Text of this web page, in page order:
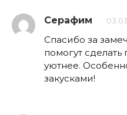
Серафим
Спасибо за
помогут
уютнее.
закусками!